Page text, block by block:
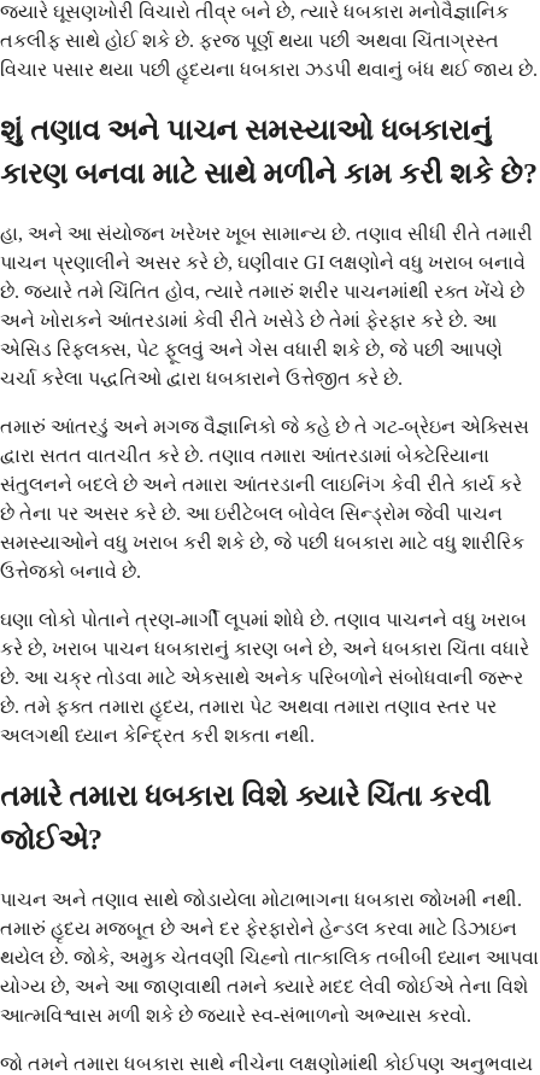
જ્યારે ઘૂસણખોરી વિચારો તીવ્ર બને છે, ત્યારે ધબકારા મનોવૈજ્ઞાનિક
તકલીફ સાથે હોઈ શકે છે. ફરજ પૂર્ણ થયા પછી અથવા ચિંતાગ્રસ્ત
વિચાર પસાર થયા પછી હૃદયના ધબકારા ઝડપી થવાનું બંધ થઈ જાય છે.
શું તણાવ અને પાચન સમસ્યાઓ ધબકારાનું
કારણ બનવા માટે સાથે મળીને કામ કરી શકે છે?
હા, અને આ સંયોજન ખરેખર ખૂબ સામાન્ય છે. તણાવ સીધી રીતે તમારી
પાચન પ્રણાલીને અસર કરે છે, ઘણીવાર GI લક્ષણોને વધુ ખરાબ બનાવે
છે. જ્યારે તમે ચિંતિત હોવ, ત્યારે તમારું શરીર પાચનમાંથી રક્ત ખેંચે છે
અને ખોરાકને આંતરડામાં કેવી રીતે ખસેડે છે તેમાં ફેરફાર કરે છે. આ
એસિડ રિફ્લક્સ, પેટ ફૂલવું અને ગેસ વધારી શકે છે, જે પછી આપણે
ચર્ચા કરેલા પદ્ધતિઓ દ્વારા ધબકારાને ઉત્તેજીત કરે છે.
તમારું આંતરડું અને મગજ વૈજ્ઞાનિકો જે કહે છે તે ગટ-બ્રેઇન એક્સિસ
દ્વારા સતત વાતચીત કરે છે. તણાવ તમારા આંતરડામાં બેક્ટેરિયાના
સંતુલનને બદલે છે અને તમારા આંતરડાની લાઇનિંગ કેવી રીતે કાર્ય કરે
છે તેના પર અસર કરે છે. આ ઇરીટેબલ બોવેલ સિન્ડ્રોમ જેવી પાચન
સમસ્યાઓને વધુ ખરાબ કરી શકે છે, જે પછી ધબકારા માટે વધુ શારીરિક
ઉત્તેજકો બનાવે છે.
ઘણા લોકો પોતાને ત્રણ-માર્ગી લૂપમાં શોધે છે. તણાવ પાચનને વધુ ખરાબ
કરે છે, ખરાબ પાચન ધબકારાનું કારણ બને છે, અને ધબકારા ચિંતા વધારે
છે. આ ચક્ર તોડવા માટે એકસાથે અનેક પરિબળોને સંબોધવાની જરૂર
છે. તમે ફક્ત તમારા હૃદય, તમારા પેટ અથવા તમારા તણાવ સ્તર પર
અલગથી ધ્યાન કેન્દ્રિત કરી શકતા નથી.
તમારે તમારા ધબકારા વિશે ક્યારે ચિંતા કરવી
જોઈએ?
પાચન અને તણાવ સાથે જોડાયેલા મોટાભાગના ધબકારા જોખમી નથી.
તમારું હૃદય મજબૂત છે અને દર ફેરફારોને હેન્ડલ કરવા માટે ડિઝાઇન
થયેલ છે. જોકે, અમુક ચેતવણી ચિહ્નો તાત્કાલિક તબીબી ધ્યાન આપવા
યોગ્ય છે, અને આ જાણવાથી તમને ક્યારે મદદ લેવી જોઈએ તેના વિશે
આત્મવિશ્વાસ મળી શકે છે જ્યારે સ્વ-સંભાળનો અભ્યાસ કરવો.
જો તમને તમારા ધબકારા સાથે નીચેના લક્ષણોમાંથી કોઈપણ અનુભવાય